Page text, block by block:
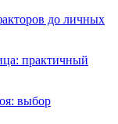
до личных
практичный
выбор